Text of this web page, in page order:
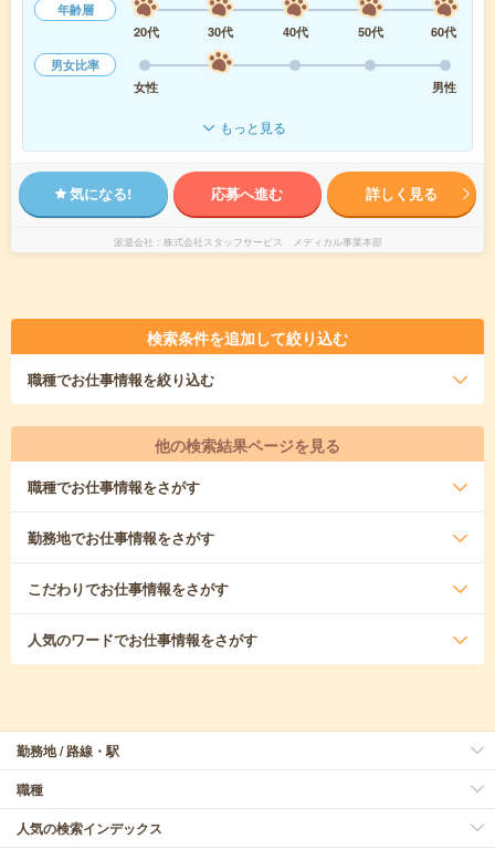
年齢層
20代
30代 40代 50代
60代
男女比率
女性
男性
もっと見る
気になる! 応募へ進む 詳しく見る
派遣会社 株式会社スタッフサービス メディカル事業本部
検索条件を追加して絞り込む
職種でお仕事情報を絞り込む
他の検索結果ページを見る
職種でお仕事情報をさがす
勤務地でお仕事情報をさがす
こだわりでお仕事情報をさがす
人気のワードでお仕事情報をさがす
勤務地 / 路線・駅
職種
人気の検索インデックス